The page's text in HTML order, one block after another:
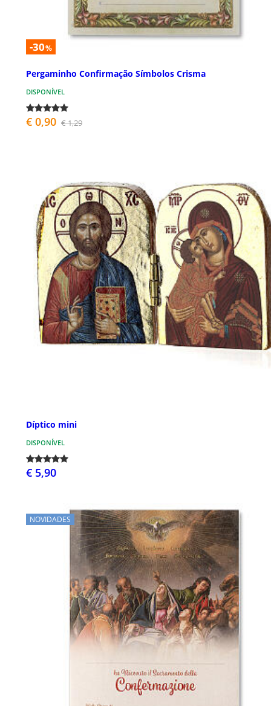
-30%
Pergaminho Confirmação Símbolos Crisma
DISPONÍVEL
€ 0,90 € 1,29
Díptico mini
DISPONÍVEL
€ 5,90
NOVIDADES